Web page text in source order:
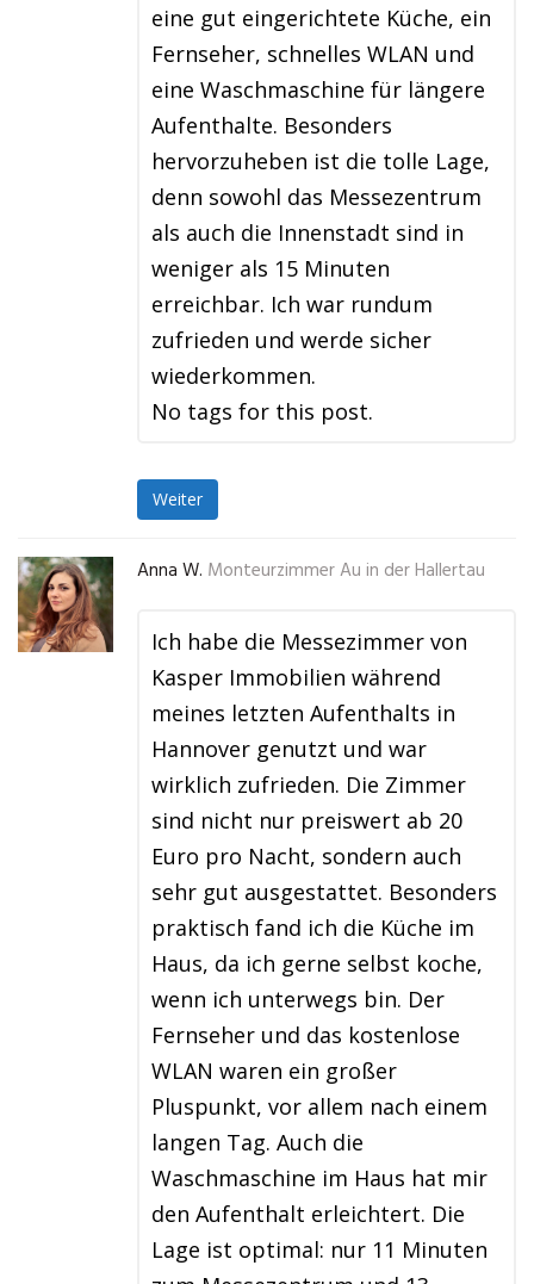
eine gut eingerichtete Küche, ein
Fernseher, schnelles WLAN und
eine Waschmaschine für längere
Aufenthalte. Besonders
hervorzuheben ist die tolle Lage,
denn sowohl das Messezentrum
als auch die Innenstadt sind in
weniger als 15 Minuten
erreichbar. Ich war rundum
zufrieden und werde sicher
wiederkommen.
No tags for this post.
Weiter
Anna W. Monteurzimmer Au in der Hallertau
Ich habe die Messezimmer von
Kasper Immobilien während
meines letzten Aufenthalts in
Hannover genutzt und war
wirklich zufrieden. Die Zimmer
sind nicht nur preiswert ab 20
Euro pro Nacht, sondern auch
sehr gut ausgestattet. Besonders
praktisch fand ich die Küche im
Haus, da ich gerne selbst koche,
wenn ich unterwegs bin. Der
Fernseher und das kostenlose
WLAN waren ein großer
Pluspunkt, vor allem nach einem
langen Tag. Auch die
Waschmaschine im Haus hat mir
den Aufenthalt erleichtert. Die
Lage ist optimal: nur 11 Minuten